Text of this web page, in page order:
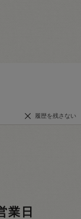
履歴を残さない
業日